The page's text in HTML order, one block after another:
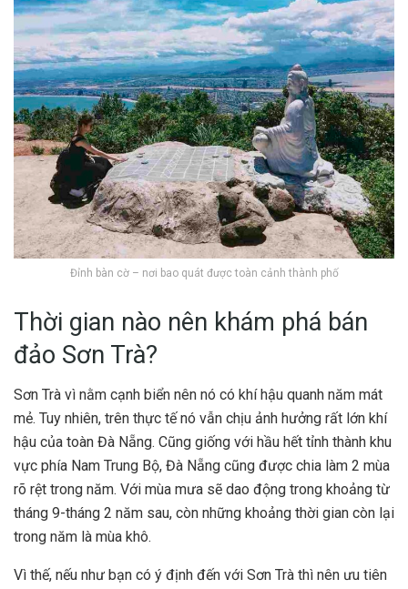
Đỉnh bàn cờ – nơi bao quát được toàn cảnh thành phố
Thời gian nào nên khám phá bán
đảo Sơn Trà?
Sơn Trà vì nằm cạnh biển nên nó có khí hậu quanh năm mát
mẻ. Tuy nhiên, trên thực tế nó vẫn chịu ảnh hưởng rất lớn khí
hậu của toàn Đà Nẵng. Cũng giống với hầu hết tỉnh thành khu
vực phía Nam Trung Bộ, Đà Nẵng cũng được chia làm 2 mùa
rõ rệt trong năm. Với mùa mưa sẽ dao động trong khoảng từ
tháng 9-tháng 2 năm sau, còn những khoảng thời gian còn lại
trong năm là mùa khô.
Vì thế, nếu như bạn có ý định đến với Sơn Trà thì nên ưu tiên